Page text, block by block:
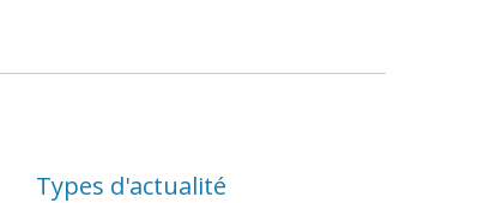
Types d'actualité